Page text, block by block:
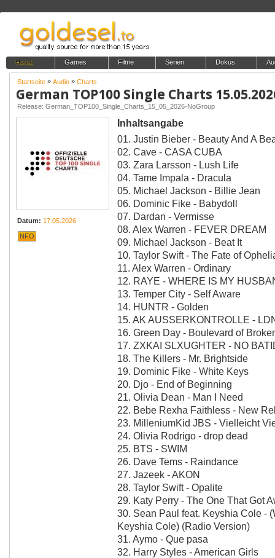
Home Games Filme Serien Dokus
Startseite » Audio » Charts
German TOP100 Single Charts
Release: German_TOP100_Single_Charts_15_05_2026-NoGroup
Datum: 17.05.2026
NFO
Inhaltsangabe
01. Justin Bieber - Beauty And A
02. Cave - CASA CUBA
03. Zara Larsson - Lush Life
04. Tame Impala - Dracula
05. Michael Jackson - Billie Jean
06. Dominic Fike - Babydoll
07. Dardan - Vermisse
08. Alex Warren - FEVER DREAM
09. Michael Jackson - Beat It
10. Taylor Swift - The Fate of
11. Alex Warren - Ordinary
12. RAYE - WHERE IS MY
13. Temper City - Self Aware
14. HUNTR - Golden
15. AK AUSSERKONTROLLE -
16. Green Day - Boulevard of
17. ZXKAI SLXUGHTER - NO
18. The Killers - Mr. Brightside
19. Dominic Fike - White Keys
20. Djo - End of Beginning
21. Olivia Dean - Man I Need
22. Bebe Rexha Faithless - New
23. MilleniumKid JBS - Vielleicht
24. Olivia Rodrigo - drop dead
25. BTS - SWIM
26. Dave Tems - Raindance
27. Jazeek - AKON
28. Taylor Swift - Opalite
29. Katy Perry - The One That Got
30. Sean Paul feat. Keyshia Cole -
Keyshia Cole) (Radio Version)
31. Aymo - Que pasa
32. Harry Styles - American Girls